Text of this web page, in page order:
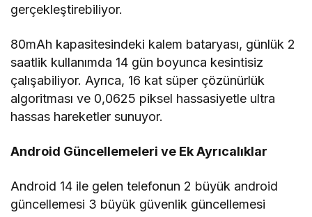
gerçekleştirebiliyor.
80mAh kapasitesindeki kalem bataryası, günlük 2
saatlik kullanımda 14 gün boyunca kesintisiz
çalışabiliyor. Ayrıca, 16 kat süper çözünürlük
algoritması ve 0,0625 piksel hassasiyetle ultra
hassas hareketler sunuyor.
Android Güncellemeleri ve Ek Ayrıcalıklar
Android 14 ile gelen telefonun 2 büyük android
güncellemesi 3 büyük güvenlik güncellemesi